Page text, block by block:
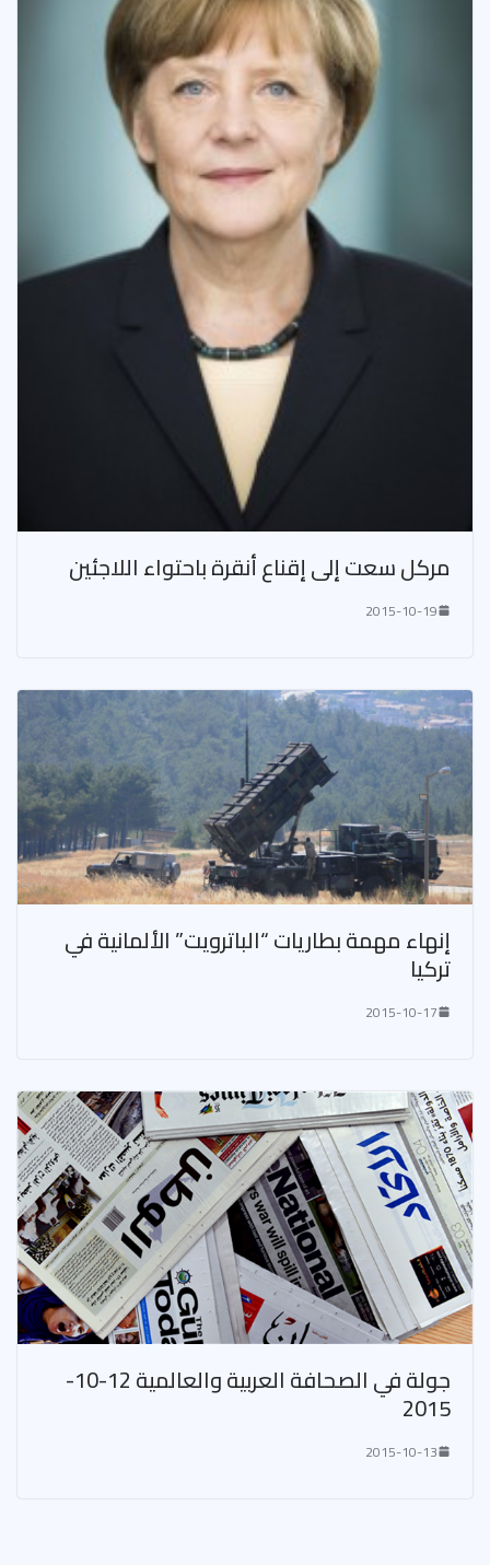
مركل سعت إلى إقناع أنقرة باحتواء اللاجئين
2015-10-19
إنهاء مهمة بطاريات “الباترويت” الألمانية في
تركيا
2015-10-17
جولة في الصحافة العربية والعالمية 12-10-
2015
2015-10-13